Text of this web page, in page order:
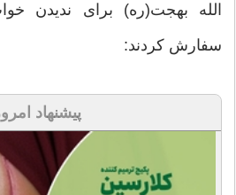
الله بهجت(ره) برای ندیدن
سفارش کردند:
پیشنهاد